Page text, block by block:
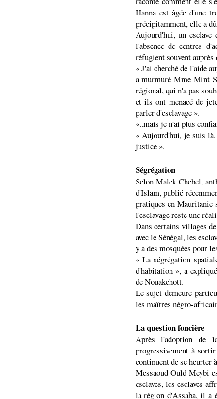
Hanna est âgée d'une
précipitamment, elle a
Aujourd'hui, un
l'absence de centres
réfugient souvent
« J'ai cherché de l'aide
a murmuré Mme Mint
régional, qui n'a pas
et ils ont menacé de
parler d'esclavage ».
«..mais je n'ai plus
« Aujourd'hui, je suis
justice ».
Ségrégation
Selon Malek Chebel,
d'Islam, publié
pratiques en Mauritanie
l'esclavage reste une
Dans certains villages
avec le Sénégal, les
y a des mosquées pour
« La ségrégation
d'habitation », a
de Nouakchott.
Le sujet demeure
les maîtres négro-
La question foncière
Après l'adoption de
progressivement à
continuent de se heurter
Messaoud Ould Meybi
esclaves, les esclaves
la région d'Assaba, il a